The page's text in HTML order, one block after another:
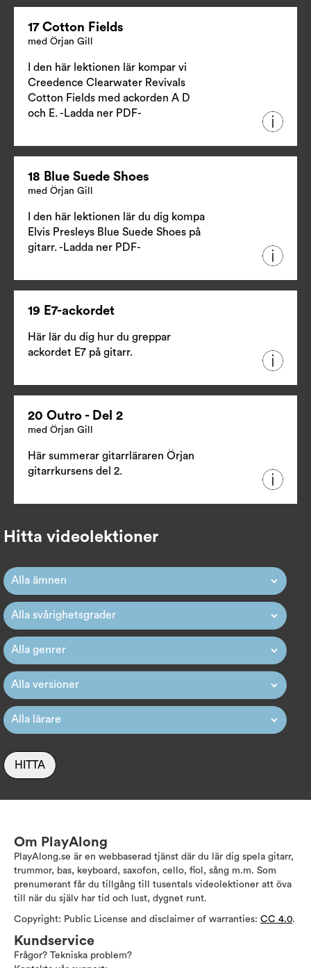
17 Cotton Fields
med Örjan Gill
I den här lektionen lär kompar vi
Creedence Clearwater Revivals
Cotton Fields med ackorden A D
och E.-Ladda ner PDF-
18 Blue Suede Shoes
med Örjan Gill
I den här lektionen lär du dig kompa
Elvis Presleys Blue Suede Shoes på
gitarr.-Ladda ner PDF-
19 E7-ackordet
Här lär du dig hur du greppar
ackordet E7 på gitarr.
20 Outro - Del 2
med Örjan Gill
Här summerar gitarrläraren Örjan
gitarrkursens del 2.
Hitta videolektioner
HITTA
Om PlayAlong
PlayAlong.se är en webbaserad tjänst där du lär dig spela gitarr,
trummor, bas, keyboard, saxofon, cello, fiol, sång m.m. Som
prenumerant får du tillgång till tusentals videolektioner att öva
till när du själv har tid och lust, dygnet runt.
Copyright: Public License and disclaimer of warranties: CC 4.0.
Kundservice
Frågor? Tekniska problem?